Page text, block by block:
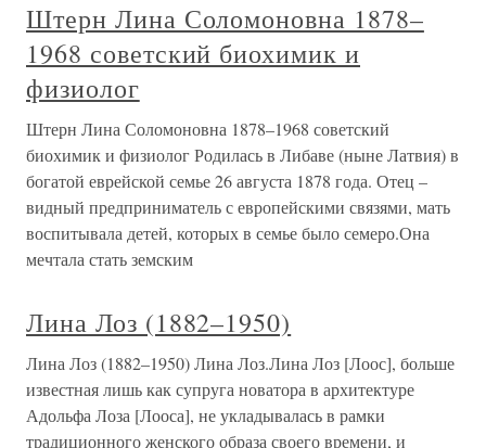
Штерн Лина Соломоновна 1878–
1968 советский биохимик и
физиолог
Штерн Лина Соломоновна 1878–1968 советский
биохимик и физиолог Родилась в Либаве (ныне Латвия) в
богатой еврейской семье 26 августа 1878 года. Отец –
видный предприниматель с европейскими связями, мать
воспитывала детей, которых в семье было семеро.Она
мечтала стать земским
Лина Лоз (1882–1950)
Лина Лоз (1882–1950) Лина Лоз.Лина Лоз [Лоос], больше
известная лишь как супруга новатора в архитектуре
Адольфа Лоза [Лооса], не укладывалась в рамки
традиционного женского образа своего времени, и